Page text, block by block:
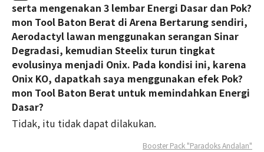
serta mengenakan 3 lembar Energi Dasar dan Pok?
mon Tool Baton Berat di Arena Bertarung sendiri,
Aerodactyl lawan menggunakan serangan Sinar
Degradasi, kemudian Steelix turun tingkat
evolusinya menjadi Onix. Pada kondisi ini, karena
Onix KO, dapatkah saya menggunakan efek Pok?
mon Tool Baton Berat untuk memindahkan Energi
Dasar?
Tidak, itu tidak dapat dilakukan.
Booster Pack "Paradoks Andalan"